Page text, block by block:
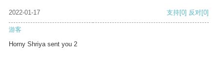
2022-01-17 支持[0] 反对[0]
游客
Horny Shriya sent you 2